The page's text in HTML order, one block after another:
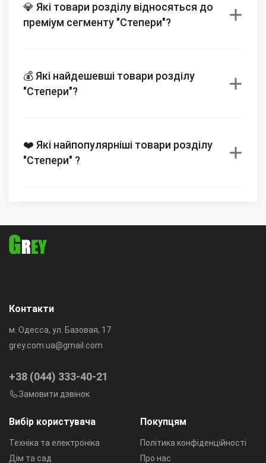
💎 Які товари розділу відносяться до
преміум сегменту "Степери"?
💰 Які найдешевші товари розділу
"Степери"?
❤️ Які найпопулярніші товари розділу
"Степери" ?
Вибір користувача
Техніка та електроніка
Дім та сад
Покупцям
Політика конфіденційності
Про нас
Контакти
м. Одесса, ул. Базовая, 17
grey.com.ua@gmail.com
+38 (044) 333-40-21
Замовити дзвінок